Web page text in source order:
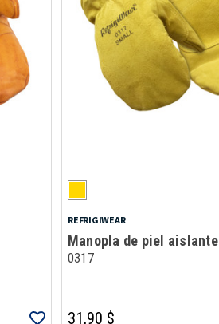
REFRIGIWEAR
Manopla de piel aislante
0317
31,90 $